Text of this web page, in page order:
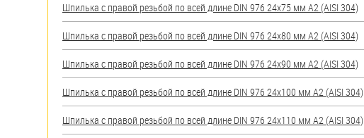
Такелаж
Хомуты
Шайбы
Шпильки
Шпилька с правой резьбой по всей длине DIN 976 24х75 мм А2 (AISI 304)
Шпилька с правой резьбой по всей длине DIN 976 24х80 мм А2 (AISI 304)
Шпилька с правой резьбой по всей длине DIN 976 24х90 мм А2 (AISI 304)
Шпилька с правой резьбой по всей длине DIN 976 24х100 мм А2 (AISI 304)
Шпилька с правой резьбой по всей длине DIN 976 24х110 мм А2 (AISI 304)